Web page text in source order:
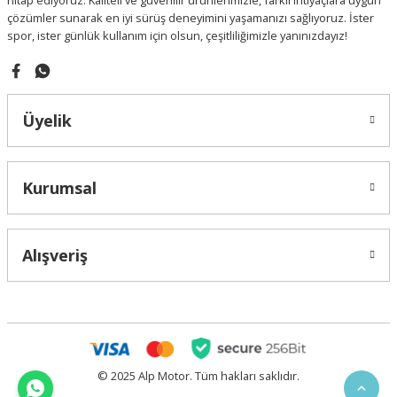
Gönder
çözümler sunarak en iyi sürüş deneyimini yaşamanızı sağlıyoruz. İster
spor, ister günlük kullanım için olsun, çeşitliliğimizle yanınızdayız!
Üyelik
Kurumsal
Alışveriş
© 2025 Alp Motor. Tüm hakları saklıdır.